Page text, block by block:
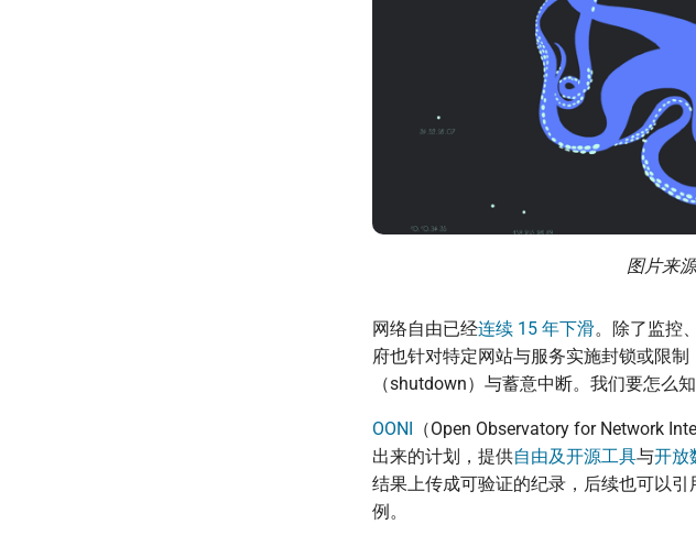
图片来
网络自由已经连续 15 年下滑。除了监控
府也针对特定网站与服务实施封锁或限
（shutdown）与蓄意中断。我们要怎么
OONI （Open Observatory for Network
出来的计划，提供自由及开源工具与开放
结果上传成可验证的纪录，后续也可以
例。